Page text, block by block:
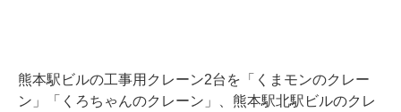
熊本駅ビルの工事用クレーン2台を「くまモンのクレー
ン」「くろちゃんのクレーン」、熊本駅北駅ビルのクレ